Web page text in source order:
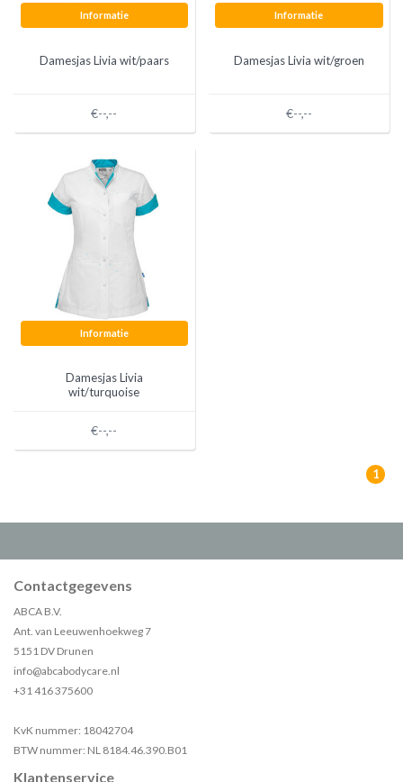
Informatie
Damesjas Livia wit/paars
€--,--
Informatie
Damesjas Livia wit/groen
€--,--
Informatie
Damesjas Livia
wit/turquoise
€--,--
1
Contactgegevens
ABCA B.V.
Ant. van Leeuwenhoekweg 7
5151 DV Drunen
info@abcabodycare.nl
+31 416 375600
KvK nummer: 18042704
BTW nummer: NL 8184.46.390.B01
Klantenservice